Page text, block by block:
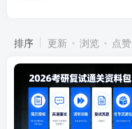
排序 更新 浏览 点赞